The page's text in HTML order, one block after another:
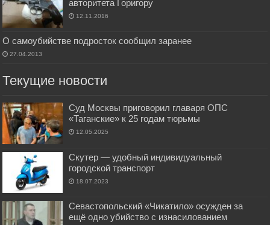
авторитета Горигору
12.11.2016
О самоубийстве подросток сообщил заранее
27.04.2013
Текущие новости
Суд Москвы приговорил главаря ОПС
«Таганские» к 25 годам тюрьмы
12.05.2025
Скутер — удобный индивидуальный
городской транспорт
18.07.2023
Севастопольский «Чикатило» осужден за
ещё одно убийство с изнасилованием